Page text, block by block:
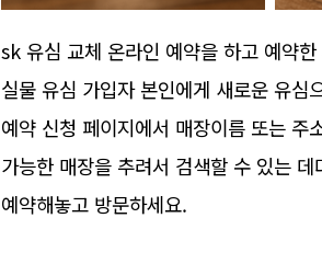
sk 유심 교체 온라인 예약을 하고 예약
실물 유심 가입자 본인에게 새로운 유심
예약 신청 페이지에서 매장이름 또는 주
가능한 매장을 추려서 검색할 수 있는
예약해놓고 방문하세요.